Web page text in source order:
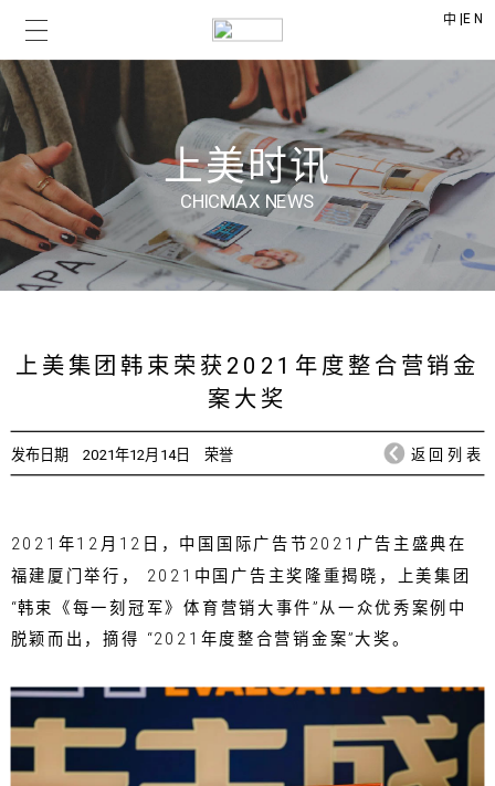
中 |EN
上美时讯
CHICMAX NEWS
上美集团韩束荣获2021年度整合营销金
案大奖
发布日期 2021年12月14日 荣誉 返回列表
2021年12月12日，中国国际广告节2021广告主盛典在
福建厦门举行， 2021中国广告主奖隆重揭晓，上美集团
“韩束《每一刻冠军》体育营销大事件”从一众优秀案例中
脱颖而出，摘得 “2021年度整合营销金案”大奖。